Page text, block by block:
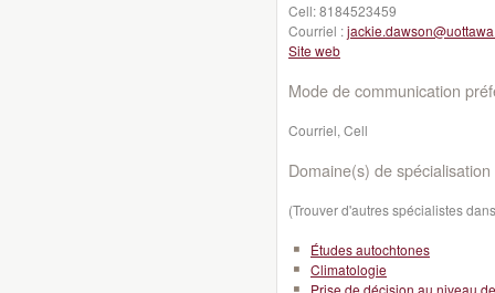
Cell:8184523459
Courriel :
Site web
Mode de communication
Courriel, Cell
Domaine(s) de spécialisation
(Trouver d'autres spécialistes
Études autochtones
Climatologie
Prise de décision au niveau